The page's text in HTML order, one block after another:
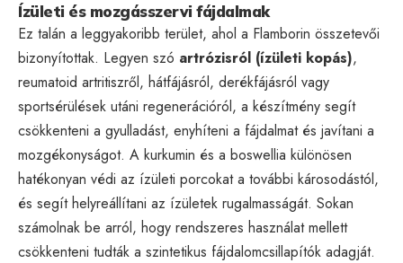
Ízületi és mozgásszervi fájdalmak
Ez talán a leggyakoribb terület, ahol a Flamborin összetevői
bizonyítottak. Legyen szó artrózisról (ízületi kopás),
reumatoid artritiszről, hátfájásról, derékfájásról vagy
sportsérülések utáni regenerációról, a készítmény segít
csökkenteni a gyulladást, enyhíteni a fájdalmat és javítani a
mozgékonyságot. A kurkumin és a boswellia különösen
hatékonyan védi az ízületi porcokat a további károsodástól,
és segít helyreállítani az ízületek rugalmasságát. Sokan
számolnak be arról, hogy rendszeres használat mellett
csökkenteni tudták a szintetikus fájdalomcsillapítók adagját.